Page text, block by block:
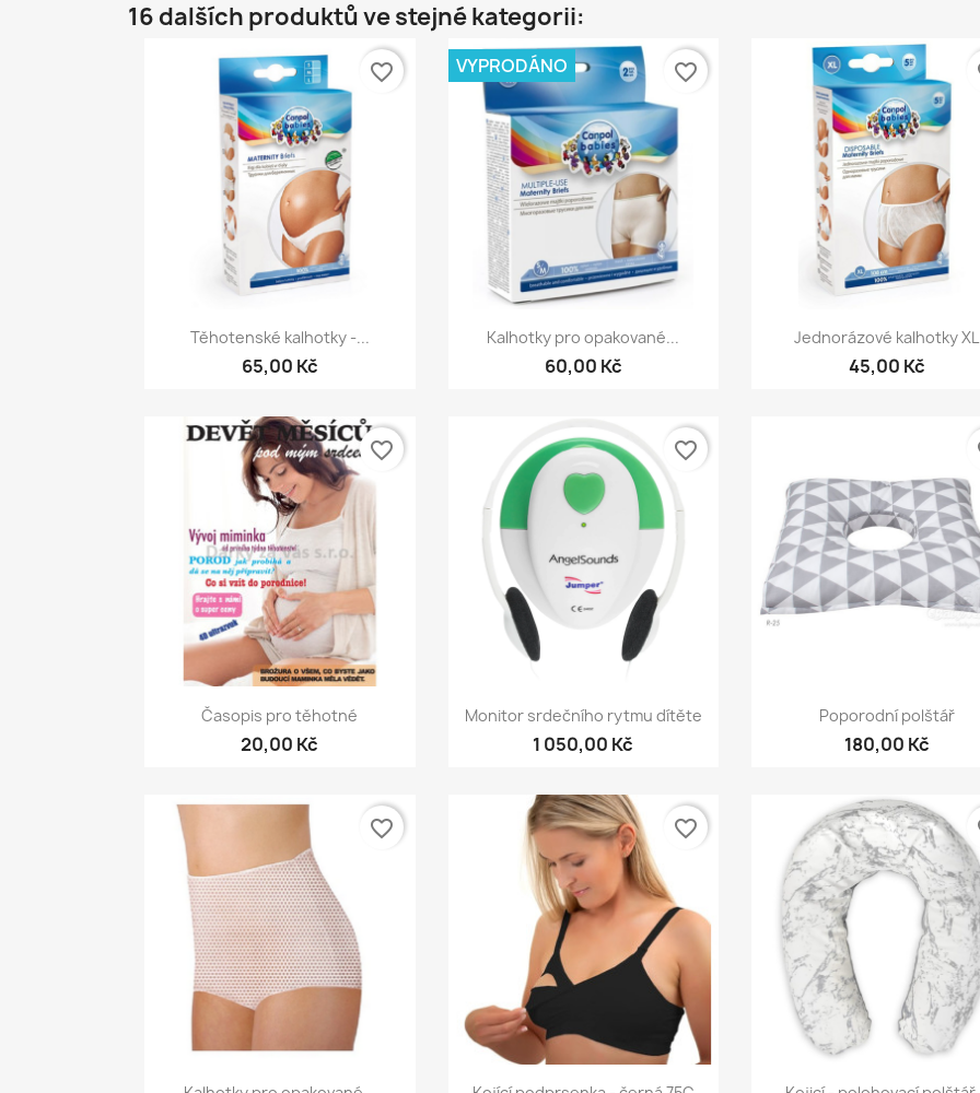
16 dalších produktů ve stejné kategorii:
Rychlý náhled
Těhotenské kalhotky -...
65,00 Kč
favorite_border
Rychlý náhled
Kalhotky pro opakované...
60,00 Kč
VYPRODÁNO favorite_border
Rychlý náhled
Jednorázové kalhotky XL
45,00 Kč
Rychlý náhled
Časopis pro těhotné
20,00 Kč
favorite_border
Rychlý náhled
Monitor srdečního rytmu dítěte
1 050,00 Kč
favorite_border
Rychlý náhled
Poporodní polštář
180,00 Kč
Rychlý náhled
favorite_border
Rychlý náhled
favorite_border
Rychlý náhled